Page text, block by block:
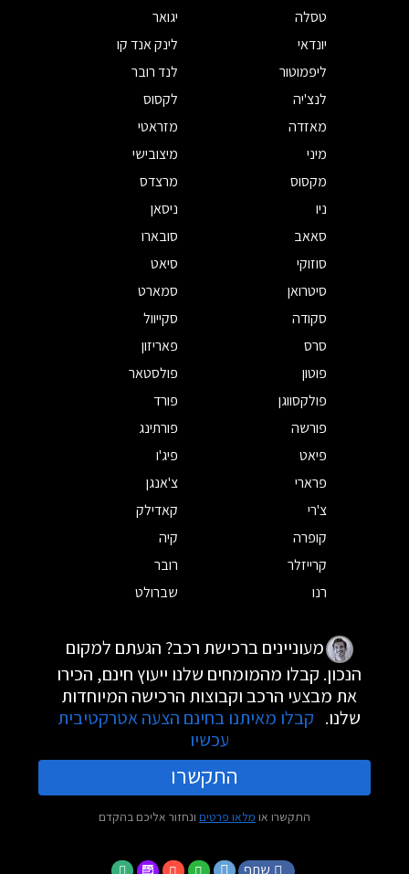
טסלה
יגואר
יונדאי
לינק אנד קו
ליפמוטור
לנד רובר
לנצ'יה
לקסוס
מאזדה
מזראטי
מיני
מיצובישי
מקסוס
מרצדס
ניו
ניסאן
סאאב
סובארו
סוזוקי
סיאט
סיטרואן
סמארט
סקודה
סקייוול
סרס
פאריזון
פוטון
פולסטאר
פולקסווגן
פורד
פורשה
פורתינג
פיאט
פיג'ו
פרארי
צ'אנגן
צ'רי
קאדילק
קופרה
קיה
קרייזלר
רובר
רנו
שברולט
מעוניינים ברכישת רכב? הגעתם למקום
הנכון. קבלו מהמומחים שלנו ייעוץ חינם, הכירו
את מבצעי הרכב וקבוצות הרכישה המיוחדות
שלנו. קבלו מאיתנו בחינם הצעה אטרקטיבית
עכשיו
התקשרו
התקשרו או מלאו פרטים ונחזור אליכם בהקדם